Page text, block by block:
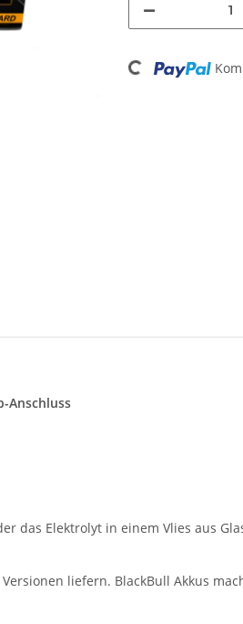
Loading...
Anschluss
das Elektrolyt in einem Vlies aus
liefern. BlackBull Akkus